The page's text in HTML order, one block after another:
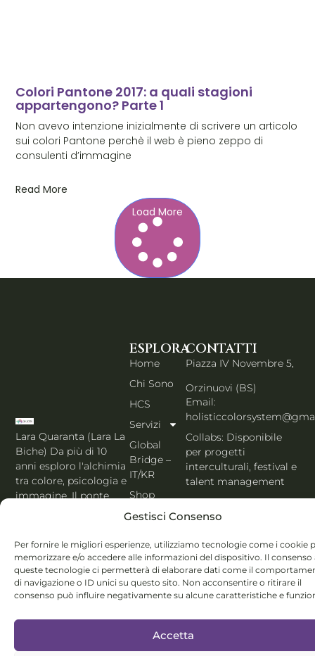
Gestisci Consenso
Per fornire le migliori esperienze, utilizziamo tecnologie come i cookie
memorizzare e/o accedere alle informazioni del dispositivo. Il consenso
queste tecnologie ci permetterà di elaborare dati come il
di navigazione o ID unici su questo sito. Non acconsentire o ritirare il
consenso può influire negativamente su alcune caratteristiche e
Accetta
Colori Pantone 2017: a quali stagioni
appartengono? Parte 1
Non avevo intenzione inizialmente di scrivere un articolo
sui colori Pantone perchè il web è pieno zeppo di
consulenti d’immagine
Read More
Load More
Lara Quaranta (Lara La
Biche) Da più di 10
anni esploro l'alchimia
tra colore, psicologia e
immagine. Il ponte
che unisce l'estetica di
dell'Italia. Esperta
MBTI, Enneagramma &
Holistic Color
System®.
ESPLORA
Home
Chi Sono
HCS
Servizi
Global
Bridge –
IT/KR
Shop
Blog
Italiano
CONTATTI
Piazza IV Novembre 5,
Orzinuovi (BS)
Email:
Collabs: Disponibile
per progetti
interculturali, festival e
talent management
PORTFOLIO IT